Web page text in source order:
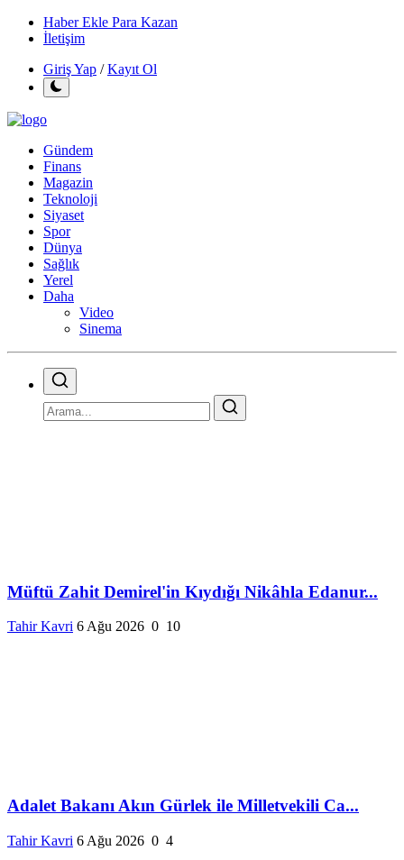
Haber Ekle Para Kazan
İletişim
Giriş Yap /Kayıt Ol
Gündem
Finans
Magazin
Teknoloji
Siyaset
Spor
Dünya
Sağlık
Yerel
Daha
Video
Sinema
Müftü Zahit Demirel'in Kıydığı Nikâhla Edanur...
Tahir Kavri 6 Ağu 2026 0 10
Adalet Bakanı Akın Gürlek ile Milletvekili Ca...
Tahir Kavri 6 Ağu 2026 0 4